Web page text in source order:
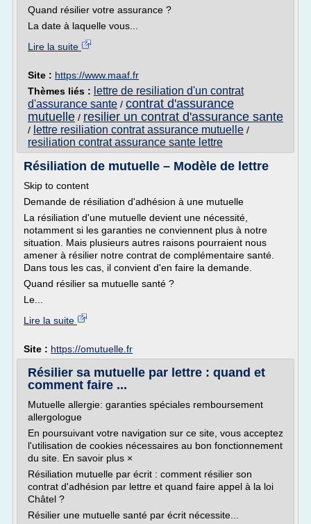
Quand résilier votre assurance ?
La date à laquelle vous...
Lire la suite
Site : https://www.maaf.fr
Thèmes liés : lettre de resiliation d'un contrat
d'assurance sante / contrat d'assurance
mutuelle / resilier un contrat d'assurance sante
/ lettre resiliation contrat assurance mutuelle /
resiliation contrat assurance sante lettre
Résiliation de mutuelle – Modèle de lettre
Skip to content
Demande de résiliation d'adhésion à une mutuelle
La résiliation d'une mutuelle devient une nécessité,
notamment si les garanties ne conviennent plus à notre
situation. Mais plusieurs autres raisons pourraient nous
amener à résilier notre contrat de complémentaire santé.
Dans tous les cas, il convient d'en faire la demande.
Quand résilier sa mutuelle santé ?
Le...
Lire la suite
Site : https://omutuelle.fr
Résilier sa mutuelle par lettre : quand et
comment faire ...
Mutuelle allergie: garanties spéciales remboursement
allergologue
En poursuivant votre navigation sur ce site, vous acceptez
l'utilisation de cookies nécessaires au bon fonctionnement
du site. En savoir plus ×
Résiliation mutuelle par écrit : comment résilier son
contrat d'adhésion par lettre et quand faire appel à la loi
Châtel ?
Résilier une mutuelle santé par écrit nécessite...